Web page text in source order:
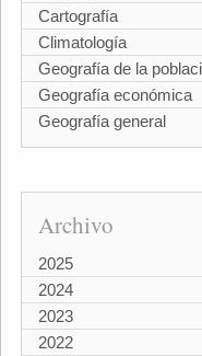
Cartografía
Climatología
Geografía de la
Geografía económica
Geografía general
Archivo
2025
2024
2023
2022